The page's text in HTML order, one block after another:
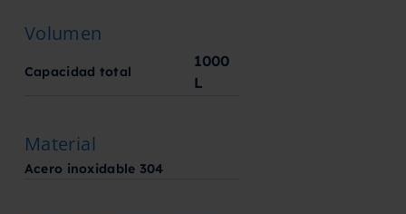
Volumen
Capacidad total
1000
L
Material
Acero inoxidable 304